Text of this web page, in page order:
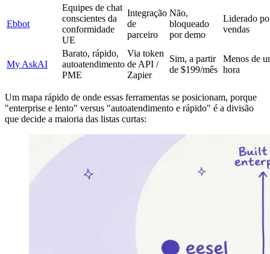
Ebbot
Equipes de chat
conscientes da
conformidade
UE
Integração
de
parceiro
Não,
bloqueado
por demo
Liderado
vendas
My AskAI
Barato, rápido,
autoatendimento
PME
Via token
de API /
Zapier
Sim, a partir
de $199/mês
Menos de
hora
Um mapa rápido de onde essas ferramentas se posicionam, porque
"enterprise e lento" versus "autoatendimento e rápido" é a divisão
que decide a maioria das listas curtas: